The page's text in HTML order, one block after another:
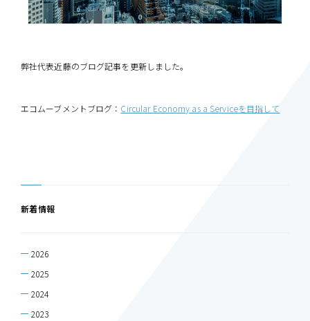
弊社代表近藤のブログ記事を更新しました。
エコムーブメントブログ： Circular Economy as a Serviceを目指して
新着情報
2026
2025
2024
2023